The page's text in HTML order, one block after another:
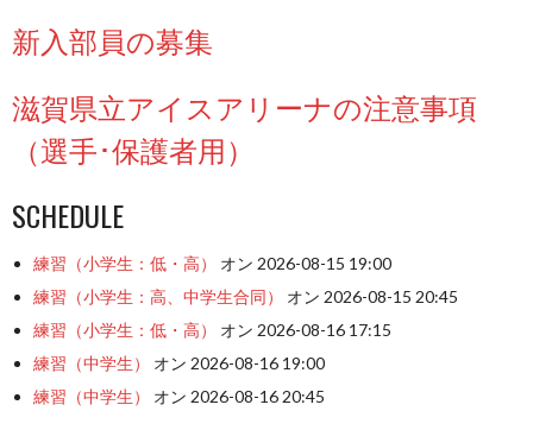
新入部員の募集
滋賀県立アイスアリーナの注意事項
（選手･保護者用）
SCHEDULE
練習（小学生：低・高）
オン 2026-08-15 19:00
練習（小学生：高、中学生合同）
オン 2026-08-15 20:45
練習（小学生：低・高）
オン 2026-08-16 17:15
練習（中学生）
オン 2026-08-16 19:00
練習（中学生）
オン 2026-08-16 20:45